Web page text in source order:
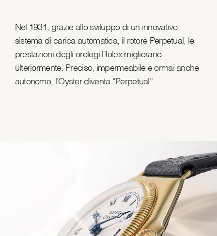
Nel 1931, grazie allo sviluppo di un innovativo
sistema di carica automatica, il rotore Perpetual, le
prestazioni degli orologi Rolex migliorano
ulteriormente. Preciso, impermeabile e ormai anche
autonomo, l’Oyster diventa “Perpetual”.